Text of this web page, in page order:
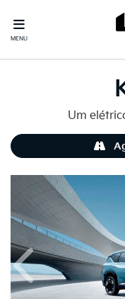
MENU
Um
Anterior